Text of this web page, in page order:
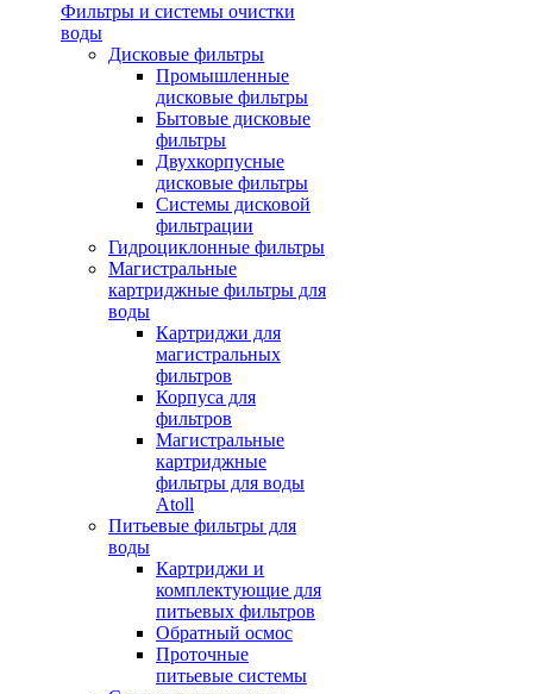
Фильтры и системы очистки
воды
Дисковые фильтры
Промышленные
дисковые фильтры
Бытовые дисковые
фильтры
Двухкорпусные
дисковые фильтры
Системы дисковой
фильтрации
Гидроциклонные фильтры
Магистральные
картриджные фильтры для
воды
Картриджи для
магистральных
фильтров
Корпуса для
фильтров
Магистральные
картриджные
фильтры для воды
Atoll
Питьевые фильтры для
воды
Картриджи и
комплектующие для
питьевых фильтров
Обратный осмос
Проточные
питьевые системы